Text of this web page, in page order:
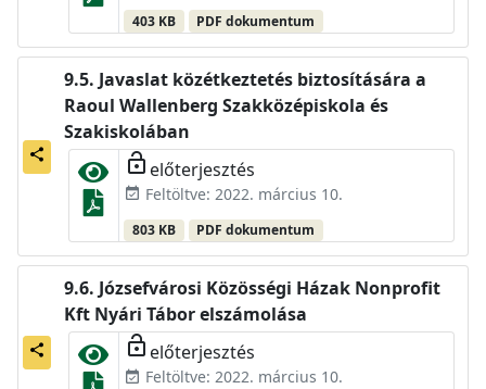
403 KB PDF dokumentum
share
Javaslat közétkeztetés biztosítására a
Raoul Wallenberg Szakközépiskola és
Szakiskolában
lock_open előterjesztés
event_available Feltöltve: 2022. március 10.
803 KB PDF dokumentum
share
Józsefvárosi Közösségi Házak Nonprofit
Kft Nyári Tábor elszámolása
lock_open előterjesztés
event_available Feltöltve: 2022. március 10.